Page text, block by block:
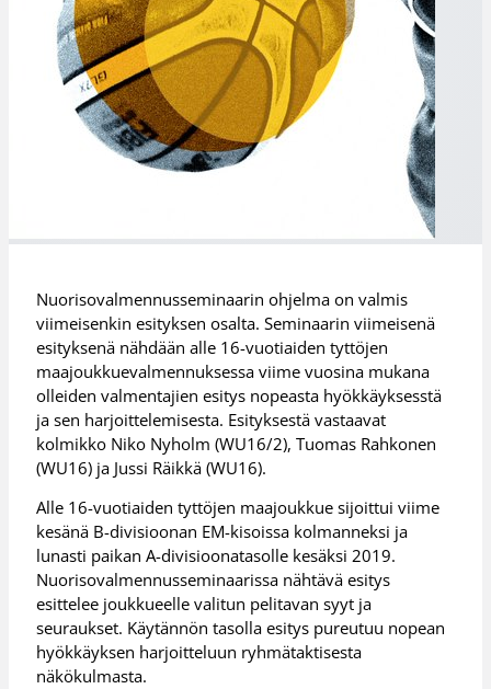
Nuorisovalmennusseminaarin ohjelma on valmis
viimeisenkin esityksen osalta. Seminaarin viimeisenä
esityksenä nähdään alle 16-vuotiaiden tyttöjen
maajoukkuevalmennuksessa viime vuosina mukana
olleiden valmentajien esitys nopeasta hyökkäyksesstä
ja sen harjoittelemisesta. Esityksestä vastaavat
kolmikko Niko Nyholm (WU16/2), Tuomas Rahkonen
(WU16) ja Jussi Räikkä (WU16).
Alle 16-vuotiaiden tyttöjen maajoukkue sijoittui viime
kesänä B-divisioonan EM-kisoissa kolmanneksi ja
lunasti paikan A-divisioonatasolle kesäksi 2019.
Nuorisovalmennusseminaarissa nähtävä esitys
esittelee joukkueelle valitun pelitavan syyt ja
seuraukset. Käytännön tasolla esitys pureutuu nopean
hyökkäyksen harjoitteluun ryhmätaktisesta
näkökulmasta.